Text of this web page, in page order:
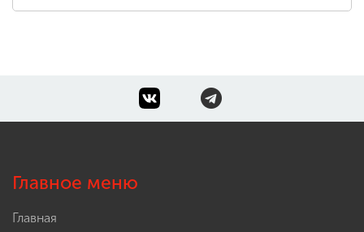
Главное меню
Главная